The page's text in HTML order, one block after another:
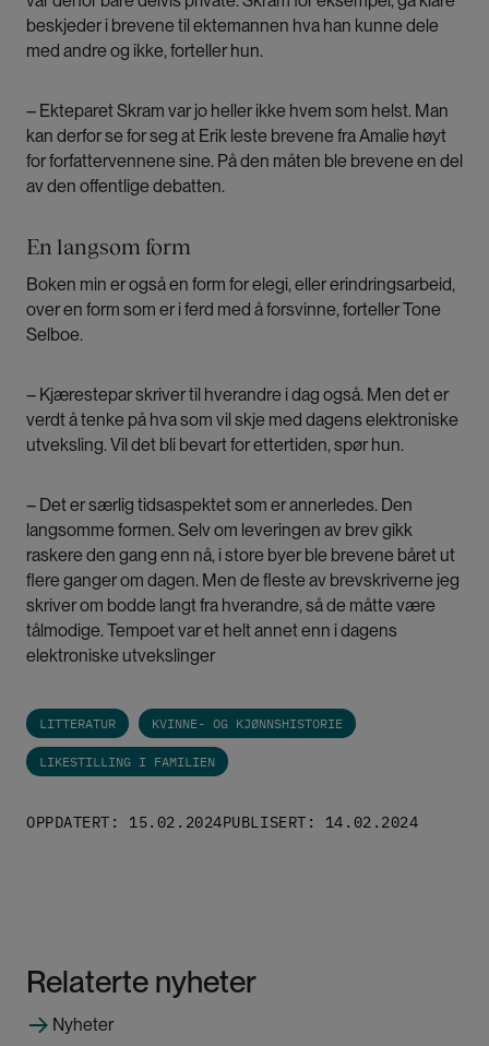
beskjeder i brevene til ektemannen hva han kunne dele
med andre og ikke, forteller hun.
– Ekteparet Skram var jo heller ikke hvem som helst. Man
kan derfor se for seg at Erik leste brevene fra Amalie høyt
for forfattervennene sine. På den måten ble brevene en del
av den offentlige debatten.
En langsom form
Boken min er også en form for elegi, eller erindringsarbeid,
over en form som er i ferd med å forsvinne, forteller Tone
Selboe.
– Kjærestepar skriver til hverandre i dag også. Men det er
verdt å tenke på hva som vil skje med dagens elektroniske
utveksling. Vil det bli bevart for ettertiden, spør hun.
– Det er særlig tidsaspektet som er annerledes. Den
langsomme formen. Selv om leveringen av brev gikk
raskere den gang enn nå, i store byer ble brevene båret ut
flere ganger om dagen. Men de fleste av brevskriverne jeg
skriver om bodde langt fra hverandre, så de måtte være
tålmodige. Tempoet var et helt annet enn i dagens
elektroniske utvekslinger
LITTERATUR KVINNE- OG KJØNNSHISTORIE
LIKESTILLING I FAMILIEN
OPPDATERT: 15.02.2024PUBLISERT: 14.02.2024
Relaterte nyheter
Nyheter